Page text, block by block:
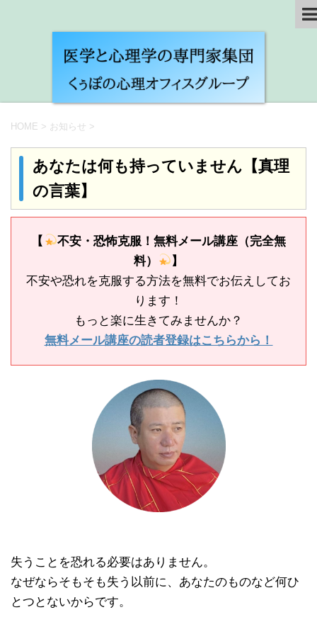
HOME > お知らせ >
あなたは何も持っていません【真理
の言葉】
【
不安・恐怖克服！無料メール講座（完全無
料）
】
不安や恐れを克服する方法を無料でお伝えしてお
ります！
もっと楽に生きてみませんか？
無料メール講座の読者登録はこちらから！
失うことを恐れる必要はありません。
なぜならそもそも失う以前に、あなたのものなど何ひ
とつとないからです。